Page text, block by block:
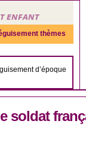
enfant
thèmes
genre Idées
d’époque
soldat